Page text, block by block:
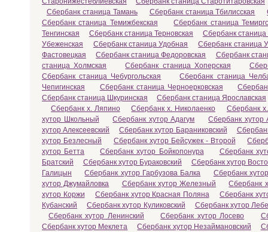
Сбербанк станица Тамань
Сбербанк станица Тбилисская
Сбербанк станица Темижбекская
Сбербанк станица
Тенгинская
Сбербанк станица Терновская
Сбербанк станица
Убеженская
Сбербанк станица Удобная
Сбербанк станица
Фастовецкая
Сбербанк станица Федоровская
Сбербанк
станица Холмская
Сбербанк станица Хоперская
Сбербанк станица Чебургольская
Сбербанк станица
Чепигинская
Сбербанк станица Черноерковская
Сбербанк станица Шкуринская
Сбербанк станица Ярославская
Сбербанк х. Ляпино
Сбербанк х. Николаенко
Сбербанк
хутор Школьный
Сбербанк хутор Адагум
Сбербанк хутор
хутор Алексеевский
Сбербанк хутор Бараниковский
хутор Безлесный
Сбербанк хутор Бейсужек - Второй
хутор Бетта
Сбербанк хутор Бойкопонура
Сбербанк
Братский
Сбербанк хутор Бураковский
Сбербанк хутор
Галицын
Сбербанк хутор Гарбузова Балка
Сбербанк
хутор Джумайловка
Сбербанк хутор Железный
Сбербанк
хутор Коржи
Сбербанк хутор Красная Поляна
Сбербанк
Кубанский
Сбербанк хутор Куликовский
Сбербанк хутор
Сбербанк хутор Ленинский
Сбербанк хутор Лосево
Сбербанк хутор Меклета
Сбербанк хутор Незаймановский